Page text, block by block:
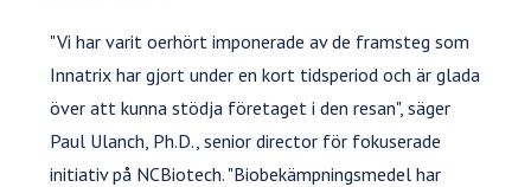
"Vi har varit oerhört imponerade av de framsteg som
Innatrix har gjort under en kort tidsperiod och är glada
över att kunna stödja företaget i den resan", säger
Paul Ulanch, Ph.D., senior director för fokuserade
initiativ på NCBiotech. "Biobekämpningsmedel har